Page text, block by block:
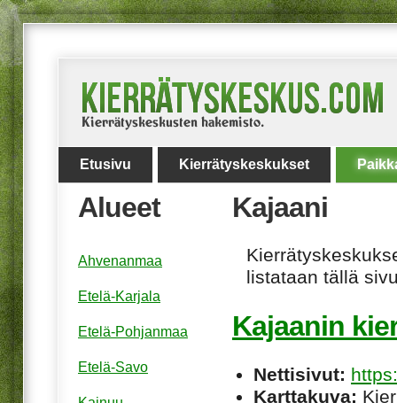
Etusivu Kierrätyskeskukset
Kajaani
listataan tällä
Kajaanin
Nettisivut:
Karttakuva:
Alueet
Ahvenanmaa
Etelä-Karjala
Etelä-Pohjanmaa
Etelä-Savo